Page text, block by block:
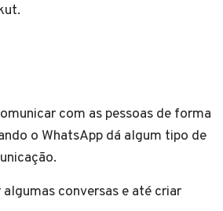
com as pessoas de forma
o WhatsApp dá algum tipo de
conversas e até criar